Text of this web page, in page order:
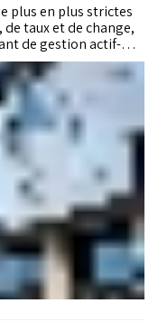
plus en plus strictes
taux et de change,
de gestion actif-
outil avancé de
ses équilibres
sa